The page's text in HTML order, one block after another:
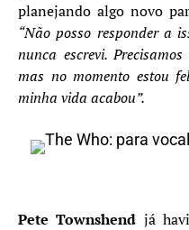
planejando algo novo
“Não posso responder a
nunca escrevi.
mas no momento estou
minha vida acabou”.
Pete Townshend já